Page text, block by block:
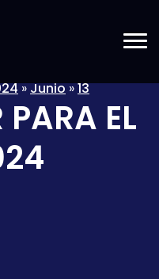
»Junio»13
PARA EL